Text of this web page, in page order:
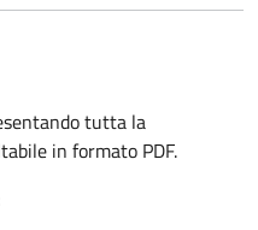
tutta la
in formato PDF.